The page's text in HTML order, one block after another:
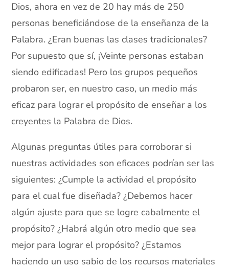
Dios, ahora en vez de 20 hay más de 250
personas beneficiándose de la enseñanza de la
Palabra. ¿Eran buenas las clases tradicionales?
Por supuesto que sí, ¡Veinte personas estaban
siendo edificadas! Pero los grupos pequeños
probaron ser, en nuestro caso, un medio más
eficaz para lograr el propósito de enseñar a los
creyentes la Palabra de Dios.
Algunas preguntas útiles para corroborar si
nuestras actividades son eficaces podrían ser las
siguientes: ¿Cumple la actividad el propósito
para el cual fue diseñada? ¿Debemos hacer
algún ajuste para que se logre cabalmente el
propósito? ¿Habrá algún otro medio que sea
mejor para lograr el propósito? ¿Estamos
haciendo un uso sabio de los recursos materiales